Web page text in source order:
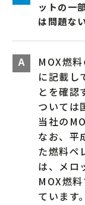
ットの一
は問題な
MOX燃
に記載し
とを確認
ついては
当社の
なお、平
た燃料ペ
は、メロ
MOX燃
ています。